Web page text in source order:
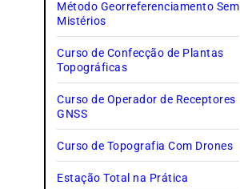
Método Georreferenciamento Sem
Mistérios
Curso de Confecção de Plantas
Topográficas
Curso de Operador de Receptores
GNSS
Curso de Topografia Com Drones
Estação Total na Prática